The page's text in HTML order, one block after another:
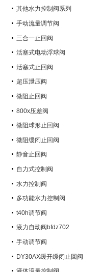
其他水力控制阀系列
手动流量调节阀
三合一止回阀
活塞式电动浮球阀
活塞式止回阀
超压泄压阀
微阻止回阀
800x压差阀
微阻球形止回阀
微阻缓闭止回阀
静音止回阀
自力式控制阀
水力控制阀
多功能水力控制阀
t40h调节阀
液力自动阀bfdz702
手动调节阀
DY30AX缓开缓闭止回阀